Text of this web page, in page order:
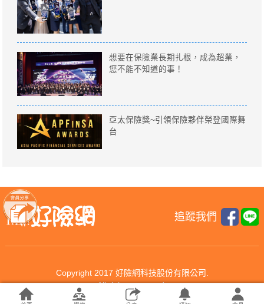
想要在保險業長期扎根，成為超業，
您不能不知道的事！
亞太保險獎~引領保險夥伴榮登國際舞
台
追蹤我們
Copyright 2017 好險網科技股份有限公司.
All rights reserved.